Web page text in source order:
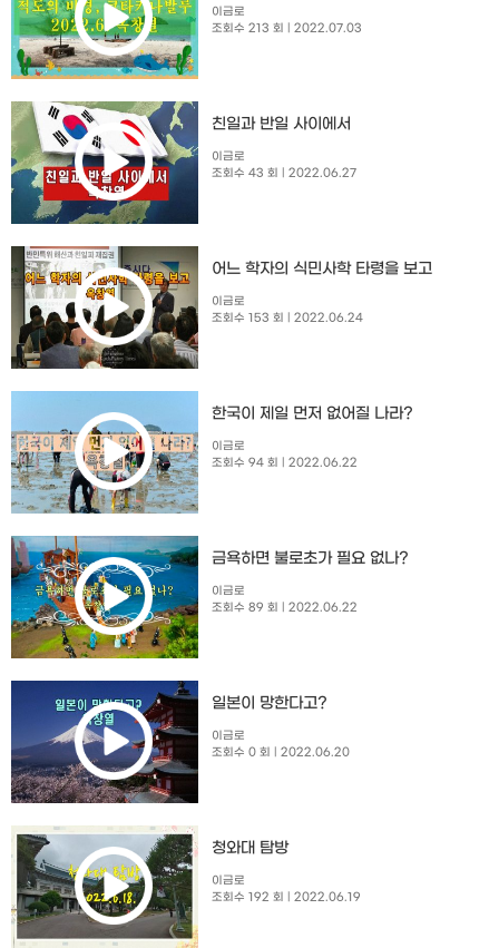
이금로
조회수 213 회
| 2022.07.03
친일과 반일 사이에서
이금로
조회수 43 회
| 2022.06.27
어느 학자의 식민사학 타령을 보고
이금로
조회수 153 회
| 2022.06.24
한국이 제일 먼저 없어질 나라?
이금로
조회수 94 회
| 2022.06.22
금욕하면 불로초가 필요 없나?
이금로
조회수 89 회
| 2022.06.22
일본이 망한다고?
이금로
조회수 0 회
| 2022.06.20
청와대 탐방
이금로
조회수 192 회
| 2022.06.19